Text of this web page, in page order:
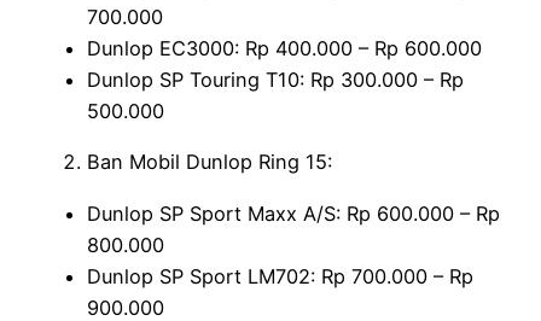
700.000
Dunlop EC3000: Rp 400.000 – Rp 600.000
Dunlop SP Touring T10: Rp 300.000 – Rp
500.000
Ban Mobil Dunlop Ring 15:
Dunlop SP Sport Maxx A/S: Rp 600.000 – Rp
800.000
Dunlop SP Sport LM702: Rp 700.000 – Rp
900.000